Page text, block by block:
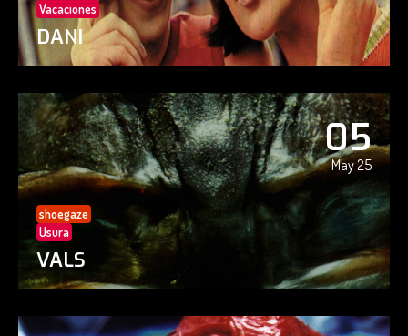
Vacaciones
DANI
05
May 25
shoegaze
Usura
VALS